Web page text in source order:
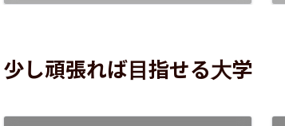
少し頑張れば目指せる大学